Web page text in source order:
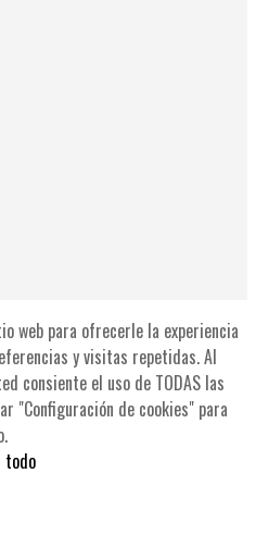
web para ofrecerle la experiencia
y visitas repetidas. Al
consiente el uso de TODAS las
"Configuración de cookies" para
todo